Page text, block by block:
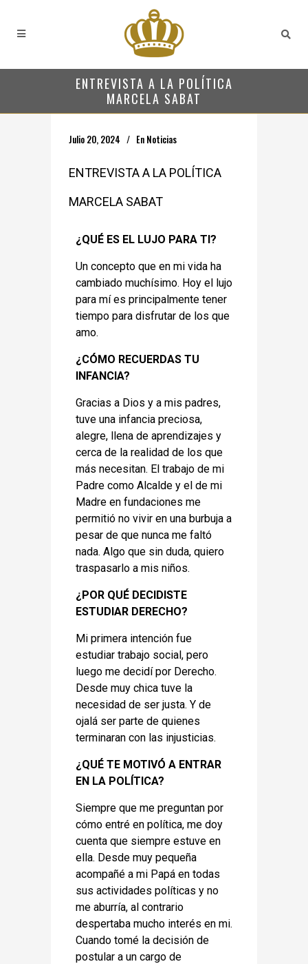
ENTREVISTA A LA POLÍTICA
MARCELA SABAT
Julio 20, 2024 En Noticias
ENTREVISTA A LA POLÍTICA
MARCELA SABAT
¿QUÉ ES EL LUJO PARA TI?
Un concepto que en mi vida ha
cambiado muchísimo. Hoy el lujo
para mí es principalmente tener
tiempo para disfrutar de los que
amo.
¿CÓMO RECUERDAS TU
INFANCIA?
Gracias a Dios y a mis padres,
tuve una infancia preciosa,
alegre, llena de aprendizajes y
cerca de la realidad de los que
más necesitan. El trabajo de mi
Padre como Alcalde y el de mi
Madre en fundaciones me
permitió no vivir en una burbuja a
pesar de que nunca me faltó
nada. Algo que sin duda, quiero
traspasarlo a mis niños.
¿POR QUÉ DECIDISTE
ESTUDIAR DERECHO?
Mi primera intención fue
estudiar trabajo social, pero
luego me decidí por Derecho.
Desde muy chica tuve la
necesidad de ser justa. Y de
ojalá ser parte de quienes
terminaran con las injusticias.
¿QUÉ TE MOTIVÓ A ENTRAR
EN LA POLÍTICA?
Siempre que me preguntan por
cómo entré en política, me doy
cuenta que siempre estuve en
ella. Desde muy pequeña
acompañé a mi Papá en todas
sus actividades políticas y no
me aburría, al contrario
despertaba mucho interés en mi.
Cuando tomé la decisión de
postular a un cargo de